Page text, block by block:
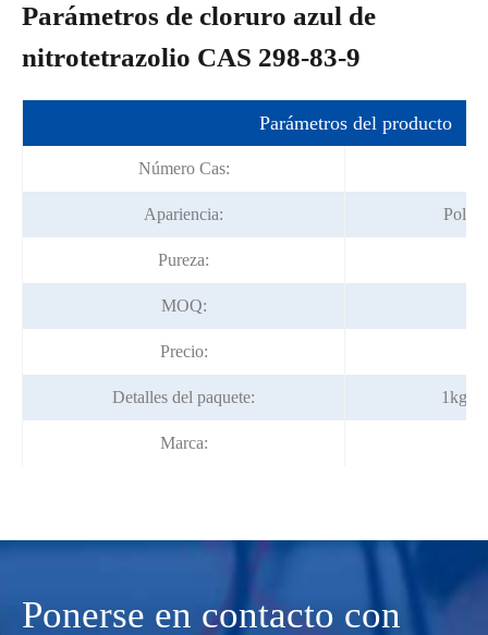
Parámetros de cloruro azul de
nitrotetrazolio CAS 298-83-9
Parámetros del producto
Número Cas:
Apariencia: Polvo
Pureza:
MOQ:
Precio:
Detalles del paquete: 1kg/
Marca:
Ponerse en contacto con